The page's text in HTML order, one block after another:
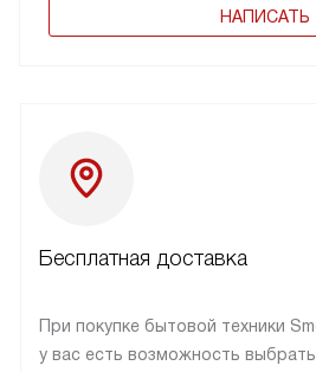
НАПИСАТЬ
Бесплатная доставка
При покупке бытовой техники
у вас есть возможность выбрать